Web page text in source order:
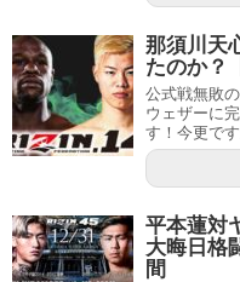
那須川天
たのか？
公式戦無敗
ウェザーに
す！今更です
平本蓮対
大晦日格
間